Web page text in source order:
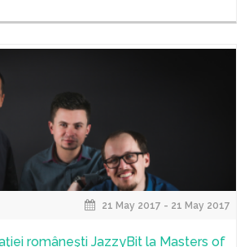
21 May 2017 - 21 May 2017
româneşti JazzyBit la Masters of